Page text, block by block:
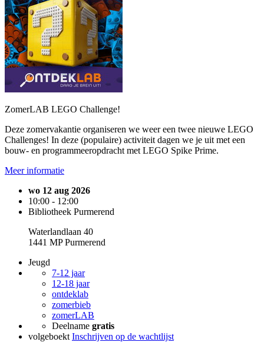
ZomerLAB LEGO Challenge!
Deze zomervakantie organiseren we weer een twee nieuwe LEGO
Challenges! In deze (populaire) activiteit dagen we je uit met een
bouw- en programmeeropdracht met LEGO Spike Prime.
Meer informatie
wo 12 aug 2026
10:00 - 12:00
Bibliotheek Purmerend
Waterlandlaan 40
1441 MP Purmerend
Jeugd
7-12 jaar
12-18 jaar
ontdeklab
zomerbieb
zomerLAB
Deelname gratis
volgeboekt Inschrijven op de wachtlijst